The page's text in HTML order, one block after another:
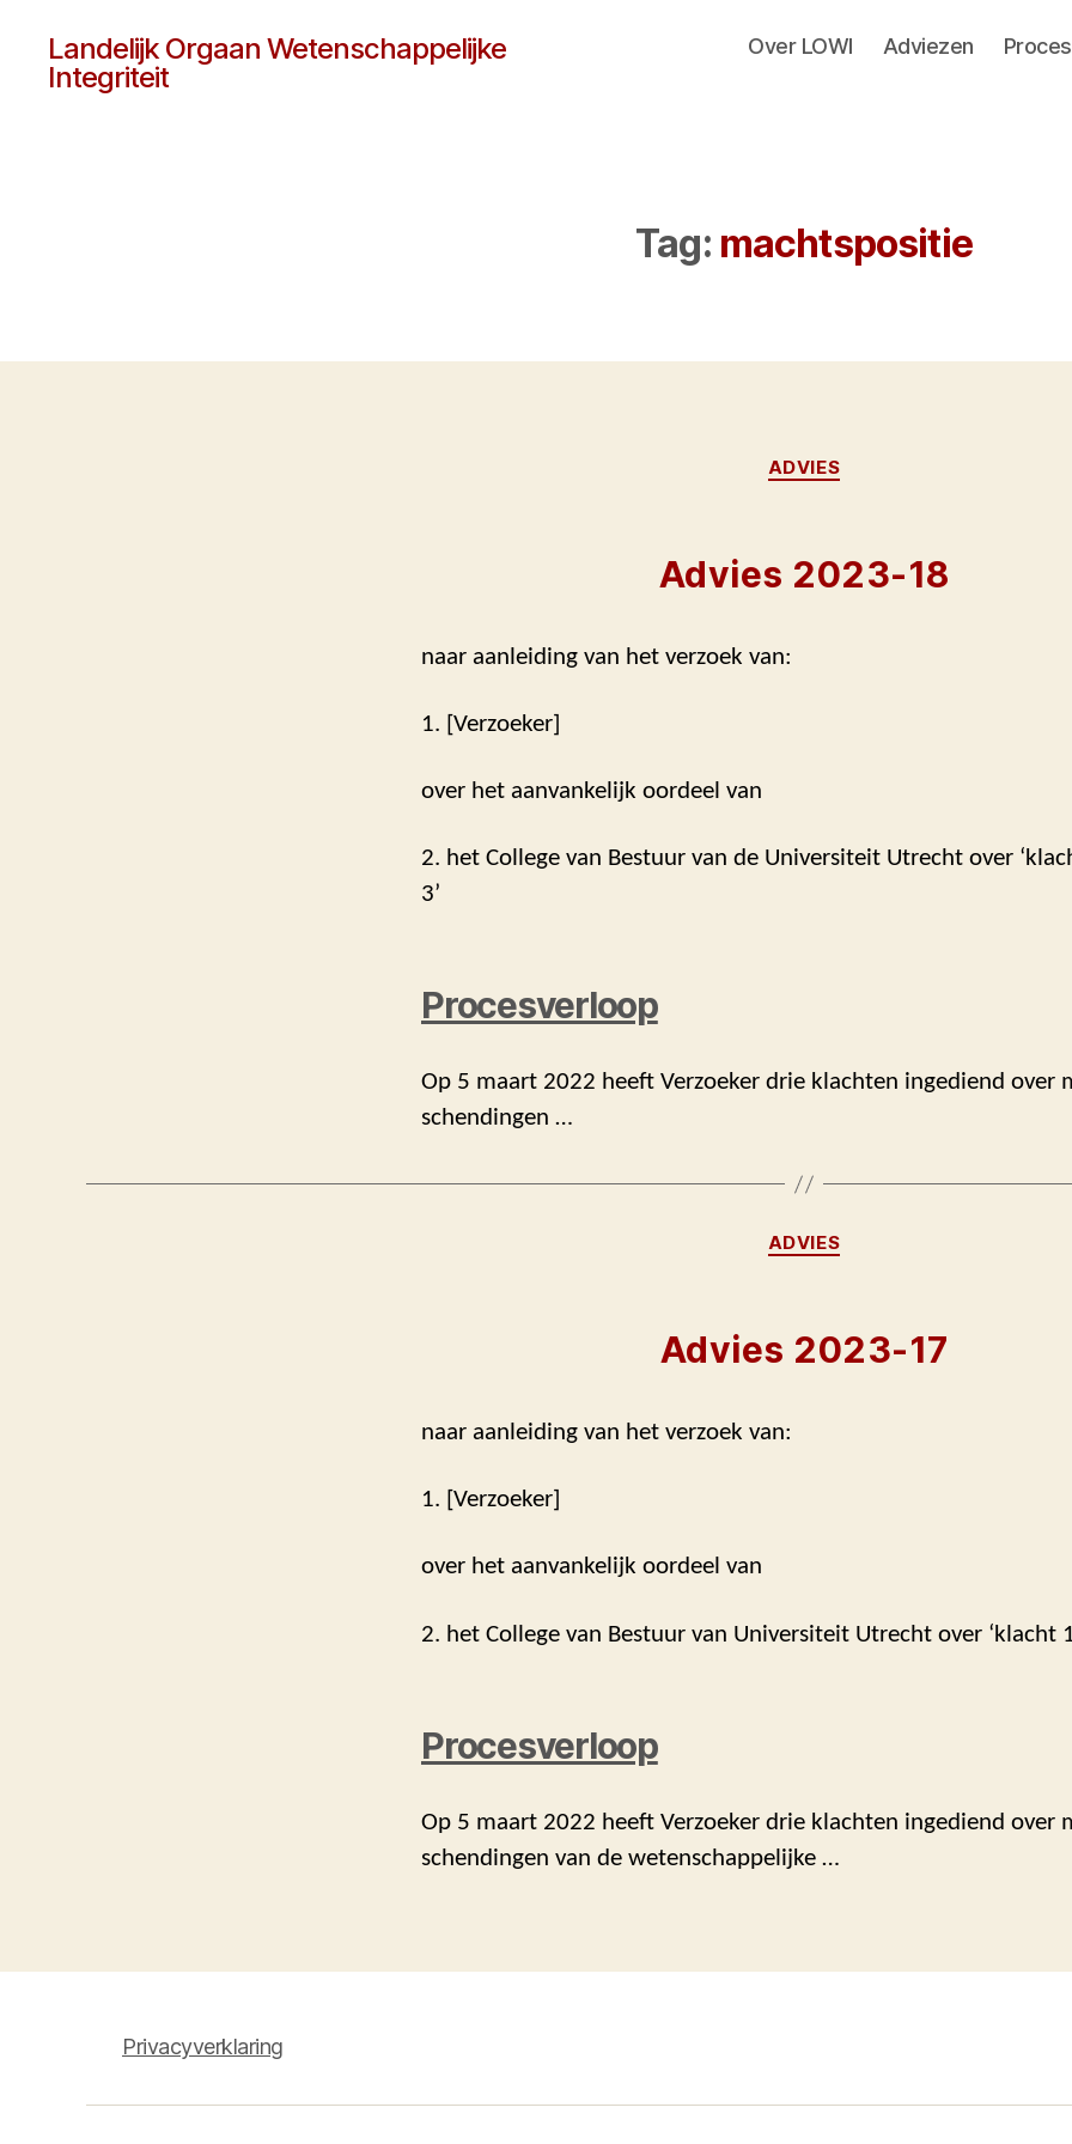
Landelijk Orgaan Wetenschappelijke
Integriteit
Over LOWI Adviezen
Tag: machtspositie
Categorieën
ADVIES
Advies 2023-18
naar aanleiding van het verzoek van:
1. [Verzoeker]
over het aanvankelijk oordeel van
2. het College van Bestuur van de Universiteit Utrecht over
3’
Procesverloop
Op 5 maart 2022 heeft Verzoeker drie klachten ingediend over
schendingen …
Categorieën
ADVIES
Advies 2023-17
naar aanleiding van het verzoek van:
1. [Verzoeker]
over het aanvankelijk oordeel van
2. het College van Bestuur van Universiteit Utrecht over ‘klacht
Procesverloop
Op 5 maart 2022 heeft Verzoeker drie klachten ingediend over
schendingen van de wetenschappelijke …
Privacyverklaring